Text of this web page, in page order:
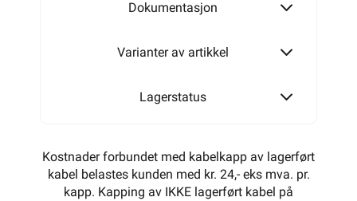
Dokumentasjon
Varianter av artikkel
Lagerstatus
Kostnader forbundet med kabelkapp av lagerført
kabel belastes kunden med kr. 24,- eks mva. pr.
kapp. Kapping av IKKE lagerført kabel på